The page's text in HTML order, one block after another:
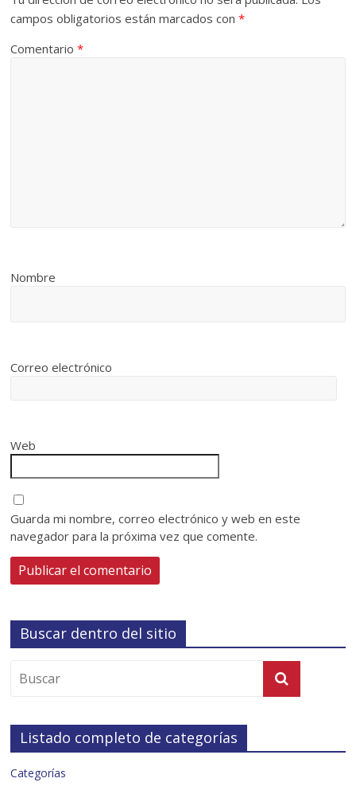
campos obligatorios están marcados con*
Comentario*
Nombre
Correo electrónico
Web
Guarda mi nombre, correo electrónico y web en este
navegador para la próxima vez que comente.
Buscar dentro del sitio
Listado completo de categorías
Categorías